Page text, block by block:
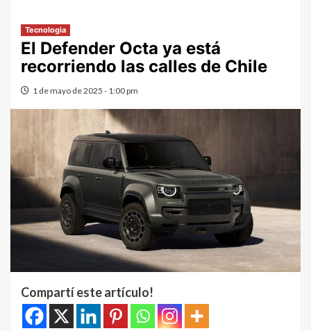
Tecnologia
El Defender Octa ya está
recorriendo las calles de Chile
1 de mayo de 2025 - 1:00 pm
Compartí este artículo!